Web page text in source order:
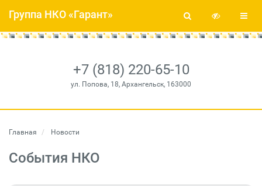
+7 (818) 220-65-10
ул. Попова, 18, Архангельск, 163000
Группа НКО «Гарант»
Главная Новости
События НКО